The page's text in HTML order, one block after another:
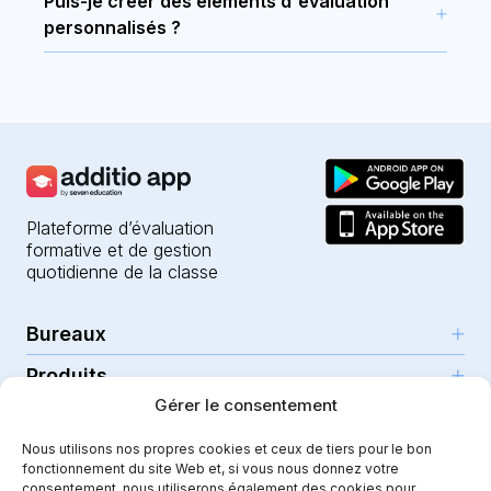
Gérer le consentement
Nous utilisons nos propres cookies et ceux de tiers pour le bon
fonctionnement du site Web et, si vous nous donnez votre
calcul.
d’effectuer toutes sortes de calculs et de
formules. Moyennes, additions, soustractions,
personnalisés ?
observations…
Plateforme d’évaluation
formative et de gestion
quotidienne de la classe
Bureaux
C/Emili Grahit, 91
Edifici Monturiol
Produits
Pour les enseignants
Fonctionnalités
Sécurité